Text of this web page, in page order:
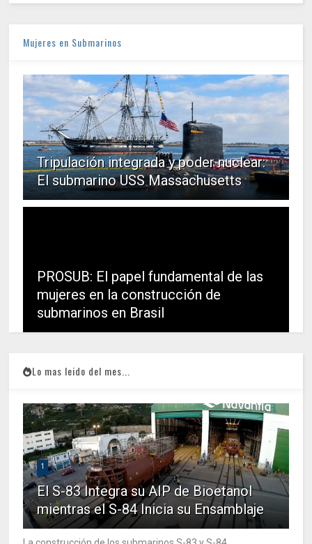
Mujeres en Submarinos
Tripulación integrada y poder nuclear:
El submarino USS Massachusetts
PROSUB: El papel fundamental de las
mujeres en la construcción de
submarinos en Brasil
Lo mas leido del mes...
1
El S-83 Integra su AIP de Bioetanol
mientras el S-84 Inicia su Ensamblaje